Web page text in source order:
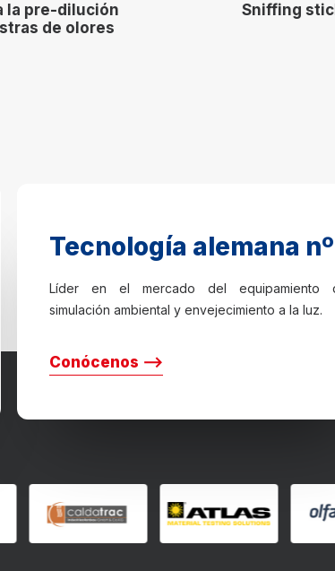
Sniffing sticks
Equipo de
Tecnología alemana
Líder en el mercado del equipamiento
simulación ambiental y envejecimiento a la luz.
Conócenos ⟶